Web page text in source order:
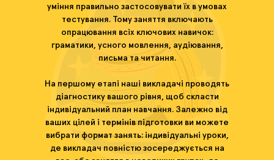
уміння правильно застосовувати їх в умовах
тестування. Тому заняття включають
опрацювання всіх ключових навичок:
граматики, усного мовлення, аудіювання,
письма та читання.
На першому етапі наші викладачі проводять
діагностику вашого рівня, щоб скласти
індивідуальний план навчання. Залежно від
ваших цілей і термінів підготовки ви можете
вибрати формат занять: індивідуальні уроки,
де викладач повністю зосереджується на